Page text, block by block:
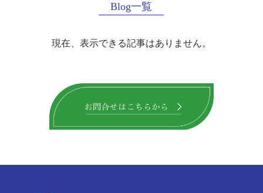
Blog一覧
現在、表示できる記事はありません。